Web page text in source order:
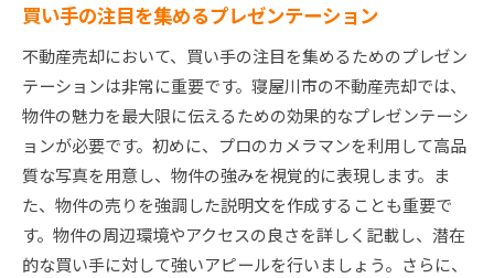
買い手の注目を集めるプレゼンテーション
不動産売却において、買い手の注目を集めるためのプレゼン
テーションは非常に重要です。寝屋川市の不動産売却では、
物件の魅力を最大限に伝えるための効果的なプレゼンテーシ
ョンが必要です。初めに、プロのカメラマンを利用して高品
質な写真を用意し、物件の強みを視覚的に表現します。ま
た、物件の売りを強調した説明文を作成することも重要で
す。物件の周辺環境やアクセスの良さを詳しく記載し、潜在
的な買い手に対して強いアピールを行いましょう。さらに、